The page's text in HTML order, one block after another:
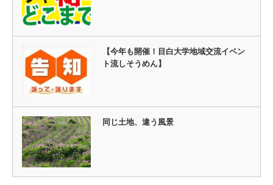
【今年も開催！目白大学地域交流イベン
ト流しそうめん】
同じ土地、違う風景